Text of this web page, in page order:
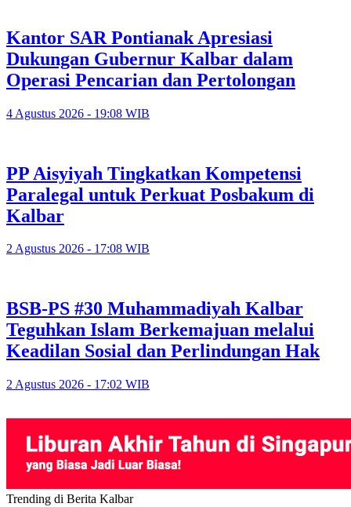
Kantor SAR Pontianak Apresiasi
Dukungan Gubernur Kalbar dalam
Operasi Pencarian dan Pertolongan
4 Agustus 2026 - 19:08 WIB
PP Aisyiyah Tingkatkan Kompetensi
Paralegal untuk Perkuat Posbakum di
Kalbar
2 Agustus 2026 - 17:08 WIB
BSB-PS #30 Muhammadiyah Kalbar
Teguhkan Islam Berkemajuan melalui
Keadilan Sosial dan Perlindungan Hak
2 Agustus 2026 - 17:02 WIB
Trending di Berita Kalbar